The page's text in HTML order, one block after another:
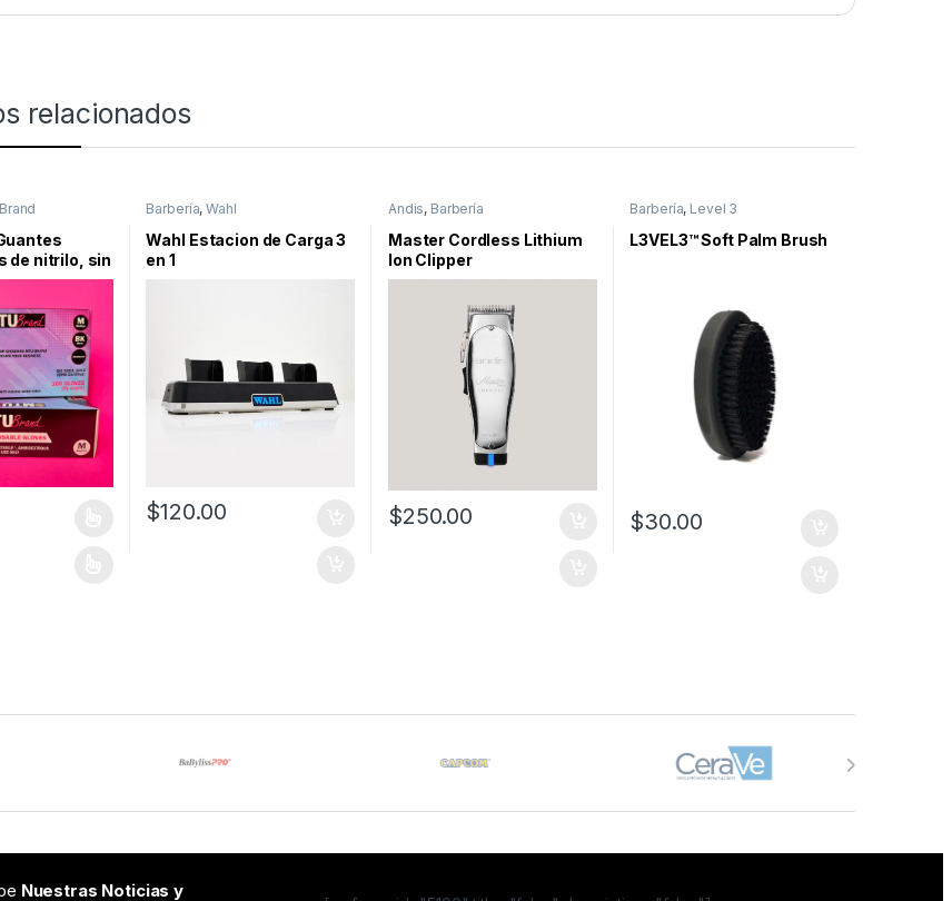
relacionados
de nitrilo, sin
no
mil, negros
tiene múltiples variantes. Las opciones se pueden elegir en la página de producto
Barbería,Wahl
Wahl Estacion de Carga 3
en 1
$120.00
Andis, Barbería
Master Cordless Lithium
Ion Clipper
$250.00
Barbería, Level 3
L3VEL3™ Soft Palm Brush
$30.00
Nuestras Noticias y